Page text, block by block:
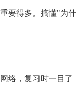
要得多。搞懂"为什
络，复习时一目了